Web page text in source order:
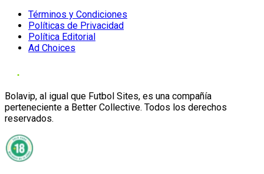
Términos y Condiciones
Políticas de Privacidad
Política Editorial
Ad Choices
Bolavip, al igual que Futbol Sites, es una compañía
perteneciente a Better Collective. Todos los derechos
reservados.